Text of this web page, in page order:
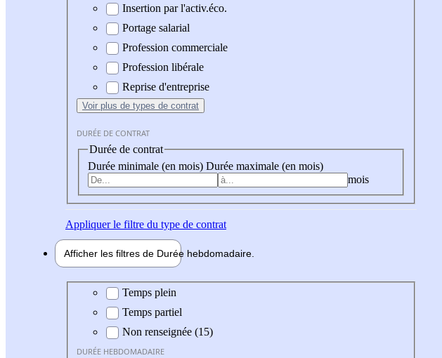
Insertion par l'activ.éco.
Portage salarial
Profession commerciale
Profession libérale
Reprise d'entreprise
Voir plus de types de contrat
DURÉE DE CONTRAT
Durée de contrat
Durée minimale (en mois) Durée maximale (en mois)
mois
Appliquerle filtre du type de contrat
Afficher les filtres de Durée hebdomadaire
Durée hebdomadaire
Temps plein
Temps partiel
Non renseignée (15)
DURÉE HEBDOMADAIRE